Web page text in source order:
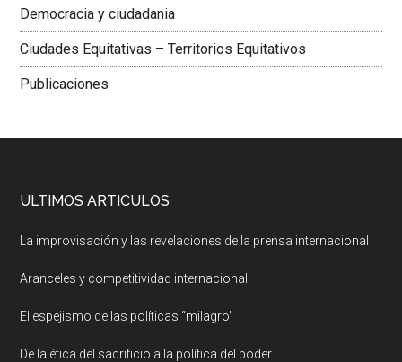
Democracia y ciudadania
Ciudades Equitativas – Territorios Equitativos
Publicaciones
ULTIMOS ARTICULOS
La improvisación y las revelaciones de la prensa internacional
Aranceles y competitividad internacional
El espejismo de las políticas “milagro”
De la ética del sacrificio a la política del poder